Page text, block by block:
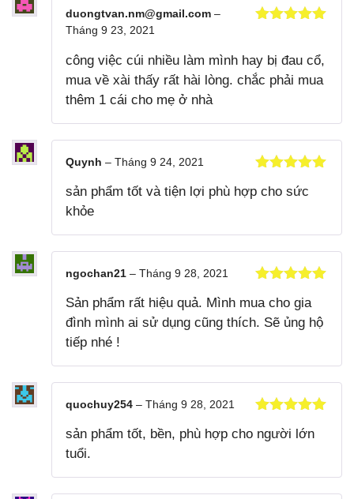
sao
duongtvan.nm@gmail.com –
Tháng 9 23, 2021
công việc cúi nhiều làm mình hay bị đau cổ,
mua về xài thấy rất hài lòng. chắc phải mua
thêm 1 cái cho mẹ ở nhà
hạng55
Quynh – Tháng 9 24, 2021
sản phẩm tốt và tiện lợi phù hợp cho sức
khỏe
hạng 55
sao
ngochan21 – Tháng 9 28, 2021
Sản phẩm rất hiệu quả. Mình mua cho gia
đình mình ai sử dụng cũng thích. Sẽ ủng hộ
tiếp nhé !
hạng55
quochuy254 – Tháng 9 28, 2021
sản phẩm tốt, bền, phù hợp cho người lớn
tuổi.